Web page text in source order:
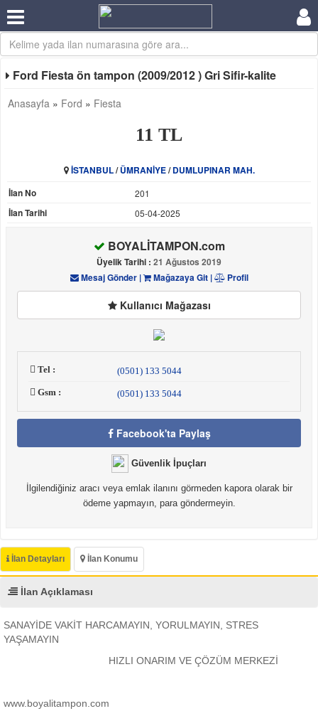
Ford Fiesta ön tampon (2009/2012 ) Gri Sifir-kalite
Anasayfa » Ford » Fiesta
11 TL
İSTANBUL/ÜMRANİYE/DUMLUPINAR MAH.
İlan No
201
İlan Tarihi 05-04-2025
BOYALİTAMPON.com
Üyelik Tarihi : 21 Ağustos 2019
Mesaj Gönder| Mağazaya Git| Profil
Kullanıcı Mağazası
Tel :
(0501) 133 5044
Gsm :
(0501) 133 5044
Facebook'ta Paylaş
Güvenlik İpuçları
İlgilendiğiniz aracı veya emlak ilanını görmeden kapora olarak bir
ödeme yapmayın, para göndermeyin.
İlan Detayları İlan Konumu
İlan Açıklaması
SANAYİDE VAKİT HARCAMAYIN, YORULMAYIN, STRES
YAŞAMAYIN
HIZLI ONARIM VE ÇÖZÜM MERKEZİ
www.boyalitampon.com